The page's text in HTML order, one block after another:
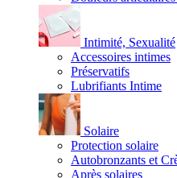
Intimité, Sexualité
Accessoires intimes
Préservatifs
Lubrifiants Intime
Solaire
Protection solaire
Autobronzants et
Après solaires